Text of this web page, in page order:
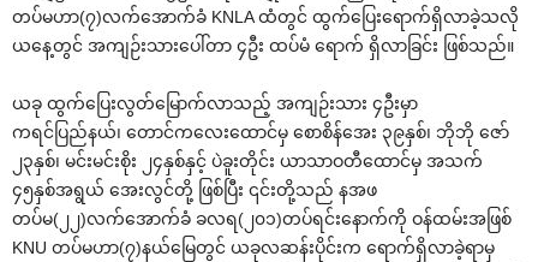
တပ်မဟာ(၇)လက်‌အောက်ခံ KNLA ထံတွင် ထွက်‌ပြေး‌ရောက်ရှိလာခဲ့သလို
ယ‌နေ့တွင် အကျဉ်းသား‌ပေါ်တာ ၄ဦး ထပ်မံ ‌ရောက် ရှိလာခြင်း ဖြစ်သည်။
ယခု ထွက်‌ပြေးလွတ်‌မြောက်လာသည့် အကျဉ်းသား ၄ဦးမှာ
ကရင်ပြည်နယ်၊ ‌တောင်က‌လေး‌ထောင်မှ ‌စောစိန်‌အေး ၃၉နှစ်၊ ဘိုဘို ‌ဇော်
၂၃နှစ်၊ မင်းမင်းစိုး ၂၄နှစ်နှင့် ပဲခူးတိုင်း ယာသာဝတီ‌ထောင်မှ အသက်
၄၅နှစ်အရွယ် ‌အေးလွင်တို့ ဖြစ်ပြီး ၎င်းတို့သည် နအဖ
တပ်မ(၂၂)လက်‌အောက်ခံ ခလရ(၂၀၁)တပ်ရင်း‌နောက်ကို ဝန်ထမ်းအဖြစ်
KNU တပ်မဟာ(၇)နယ်‌မြေတွင် ယခုလဆန်းပိုင်းက ‌ရောက်ရှိလာခဲ့ရာမှ